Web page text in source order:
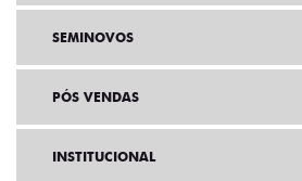
SEMINOVOS
PÓS VENDAS
INSTITUCIONAL